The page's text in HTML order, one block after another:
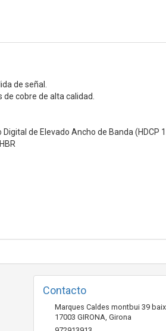
de señal.
cobre de alta calidad.
de Elevado Ancho de Banda (HDCP
Contacto
Marques Caldes montbui 39
17003 GIRONA, Girona